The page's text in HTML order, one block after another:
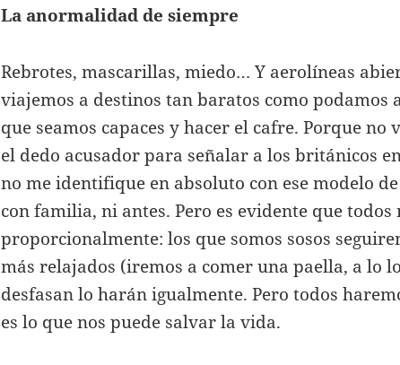
La anormalidad de siempre
Rebrotes, mascarillas, miedo… Y aerolíneas
viajemos a destinos tan baratos como podamos
que seamos capaces y hacer el cafre. Porque no
el dedo acusador para señalar a los británicos
no me identifique en absoluto con ese modelo
con familia, ni antes. Pero es evidente que
proporcionalmente: los que somos sosos
más relajados (iremos a comer una paella, a lo
desfasan lo harán igualmente. Pero todos
es lo que nos puede salvar la vida.